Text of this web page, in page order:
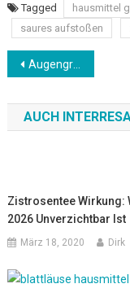
Tagged hausmittel
saures aufstoßen
Augengrippe, Symptome und Heilung mit Hausmitteln
AUCH
Zistrosentee Wirkung:
2026 Unverzichtbar Ist
März 18, 2020 Dirk